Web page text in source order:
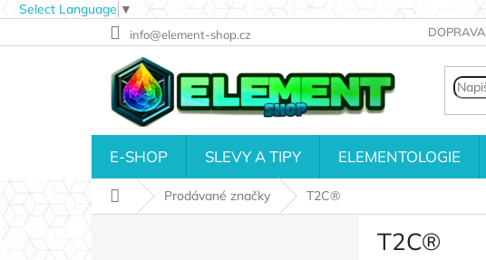
Select Language ▼
na
info@element-shop.cz DOPRAVA
E-SHOP SLEVY A TIPY ELEMENTOLOGIE
Domů Prodávané značky T2C®
P
T2C®